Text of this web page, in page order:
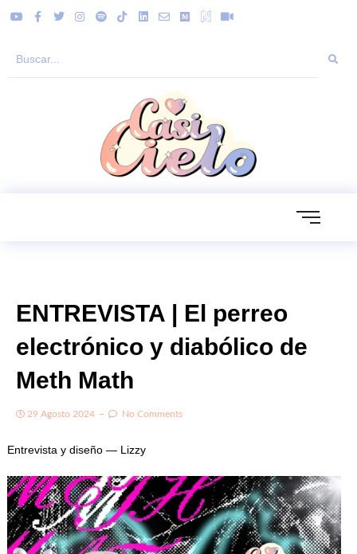
ENTREVISTA | El perreo
electrónico y diabólico de
Meth Math
29 Agosto 2024 No Comments
Entrevista y diseño — Lizzy